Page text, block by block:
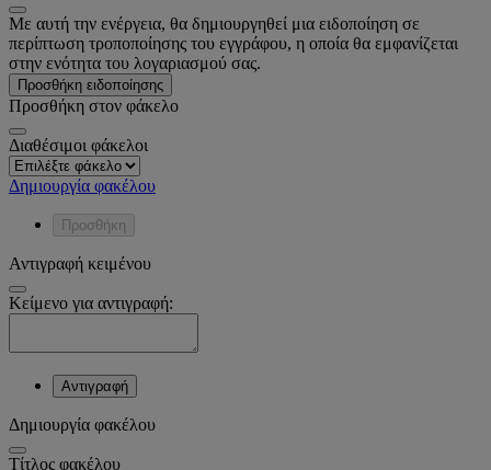
Με αυτή την ενέργεια, θα δημιουργηθεί μια ειδοποίηση σε
περίπτωση τροποποίησης του εγγράφου, η οποία θα εμφανίζεται
στην ενότητα του λογαριασμού σας.
Προσθήκη ειδοποίησης
Προσθήκη στον φάκελο
Διαθέσιμοι φάκελοι
Δημιουργία φακέλου
Προσθήκη
Αντιγραφή κειμένου
Κείμενο για αντιγραφή:
Αντιγραφή
Δημιουργία φακέλου
Tίτλος φακέλου